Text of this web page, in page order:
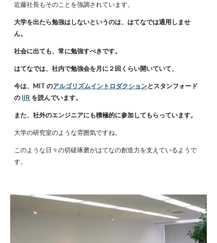
近藤社長もそのことを強調されています。
大学を出たら勉強はしないというのは、はてなでは通用しませ
ん。
社会に出ても、常に勉強すべきです。
はてなでは、社内で勉強会を月に２回くらい開いていて、
今は、MIT のアルゴリズムイントロダクションとスタンフォード
の IIR を読んでいます。
また、社外のエンジニアにも積極的に参加してもらっています。
大学の研究室のような雰囲気ですね。
このような日々の切磋琢磨がはてなの創造力を支えているようで
す。